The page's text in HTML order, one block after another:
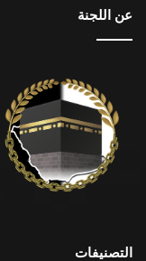
عن اللجنة
التصنيفات